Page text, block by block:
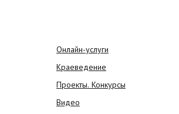
Онлайн-услуги
Краеведение
Проекты. Конкурсы
Видео